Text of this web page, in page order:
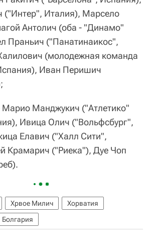
("Интер", Италия), Марсело
Антолич (оба - "Динамо"
Праньич ("Панатинаикос",
(молодежная команда
Иван Перишич
Марио Манджукич ("Атлетико"
Ивица Олич ("Вольфсбург",
Елавич ("Халл Сити",
Крамарич ("Риека"), Дуе Чоп
Хрвое Милич
Хорватия
Болгария